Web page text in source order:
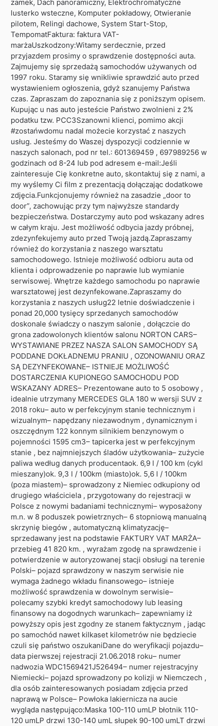
zamek, Dach panoramiczny, Elektrochromatyczne
lusterko wsteczne, Komputer pokładowy, Otwieranie
pilotem, Relingi dachowe, System Start-Stop,
TempomatFaktura: faktura VAT-
marżaUszkodzony:Witamy serdecznie, przed
przyjazdem prosimy o sprawdzenie dostępności auta.
Zajmujemy się sprzedażą samochodów używanych od
1997 roku. Staramy się wnikliwie sprawdzić auto przed
wystawieniem ogłoszenia, gdyż szanujemy Państwa
czas. Zapraszam do zapoznania się z poniższym opisem.
Kupując u nas auto jesteście Państwo zwolnieni z 2%
podatku tzw. PCC3Szanowni klienci, pomimo akcji
#zostańwdomu nadal możecie korzystać z naszych
usług. Jesteśmy do Waszej dyspozycji codziennie w
naszych salonach, pod nr tel.: 601369459 , 697989256 w
godzinach od 8-24 lub pod adresem e-mail:Jeśli
zainteresuje Cię konkretne auto, skontaktuj się z nami, a
my wyślemy Ci film z prezentacją dołączając dodatkowe
zdjęcia.Funkcjonujemy również na zasadzie „door to
door”, zachowując przy tym najwyższe standardy
bezpieczeństwa. Dostarczymy auto pod wskazany adres
w całym kraju. Jest możliwość odbycia jazdy próbnej,
zdezynfekujemy auto przed Twoją jazdą.Zapraszamy
również do korzystania z naszego warsztatu
samochodowego. Istnieje możliwość odbioru auta od
klienta i odprowadzenie po naprawie lub wymianie
serwisowej. Wnętrze każdego samochodu po naprawie
warsztatowej jest dezynfekowane.Zapraszamy do
korzystania z naszych usług22 letnie doświadczenie i
ponad 20,000 tysięcy sprzedanych samochodów
doskonale świadczy o naszym salonie , dołączcie do
grona zadowolonych klientów salonu NORTON CARS–
WYSTAWIANE PRZEZ NASZA SALON SAMOCHODY SĄ
PODDANE DOKŁADNEMU PRANIU , OZONOWANIU ORAZ
SĄ DEZYNFEKOWANE– ISTNIEJE MOŻLIWOŚĆ
DOSTARCZENIA KUPIONEGO SAMOCHODU POD
WSKAZANY ADRES– Prezentowane auto to 5 osobowy ,
idealnie utrzymany MERCEDES GLA 180 w wersji SUV z
2018 roku– auto w perfekcyjnym stanie technicznym i
wizualnym– napędzany niezawodnym , dynamicznym i
oszczędnym 122 konnym silnikiem benzynowym o
pojemności 1595 cm3– tapicerka jest w perfekcyjnym
stanie , bez najmniejszych śladów użytkowania– zużycie
paliwa według danych producentaok. 6,9 l / 100 km (cykl
mieszany)ok. 9,3 l / 100km (miasto)ok. 5,6 l / 100km
(poza miastem)– sprowadzony z Niemiec odkupiony od
drugiego właściciela , przygotowany do rejestracji w
Polsce z nowymi badaniami technicznymi– wyposażony
m.n. w 8 poduszek powietrznych– 6 stopniową manualną
skrzynię biegów , automatyczną klimatyzację–
sprzedawany jest na podstawie FAKTURY VAT MARŻA–
przebieg 41 820 km. , wyrażam zgodę na sprawdzenie i
potwierdzenie w autoryzowanej stacji obsługi na terenie
Polski– pojazd sprawdzony w naszym serwisie nie
wymaga żadnego wkładu finansowego– istnieje
możliwość sprawdzenia w dowolnym serwisie–
polecamy szybki kredyt samochodowy lub leasing
finansowy na dogodnych warunkach– zapewniamy iż
powyższy opis jest zgodny ze stanem faktycznym , jadąc
po samochód nawet kilkaset kilometrów nie będziecie
czuli się państwo oszukaniDane do weryfikacji pojazdu–
data pierwszej rejestracji 21.06.2018 roku– numer
nadwozia WDC1569421J526494– numer rejestracyjny
Niemiecki– pojazd sprowadzony po kolizji w Niemczech ,
dla osób zainteresowanych posiadam zdjęcia przed
naprawą w Polsce– Powłoka lakiernicza na aucie
wygląda następująco:Maska 100-110 umLP błotnik 110-
120 umLP drzwi 130-140 umL słupek 90-100 umLT drzwi